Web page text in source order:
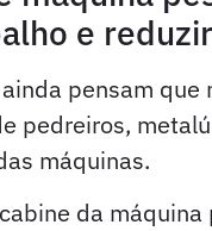
e
pensam
pedreiros,
máquinas.
da